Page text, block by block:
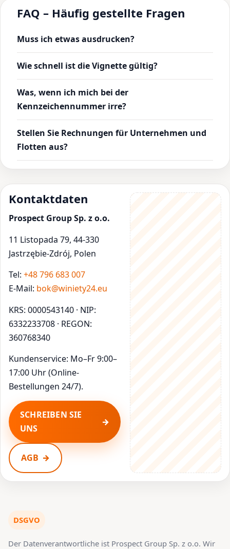
FAQ – Häufig gestellte Fragen
Muss ich etwas ausdrucken?
Wie schnell ist die Vignette gültig?
Was, wenn ich mich bei der
Kennzeichennummer irre?
Stellen Sie Rechnungen für Unternehmen und
Flotten aus?
Kontaktdaten
Prospect Group Sp. z o.o.
11 Listopada 79, 44-330
Jastrzębie-Zdrój, Polen
Tel: +48 796 683 007
E-Mail: bok@winiety24.eu
KRS: 0000543140 · NIP:
6332233708 · REGON:
360768340
Kundenservice: Mo–Fr 9:00–
17:00 Uhr (Online-
Bestellungen 24/7).
SCHREIBEN SIE
UNS
AGB
DSGVO
Der Datenverantwortliche ist Prospect Group Sp. z o.o. Wir